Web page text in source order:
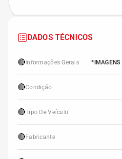
DADOS TÉCNICOS
🔴 Informações Gerais *IMAGENS
🔴Condição
🔴Tipo De Veículo
🔴 Fabricante